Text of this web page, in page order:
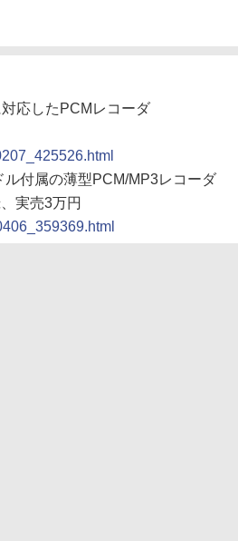
応したPCMレコーダ
ル付属の薄型PCM/MP3レコーダ
実売3万円